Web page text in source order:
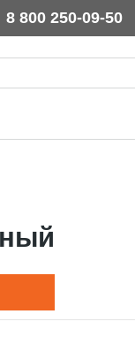
8 800 250-09-50